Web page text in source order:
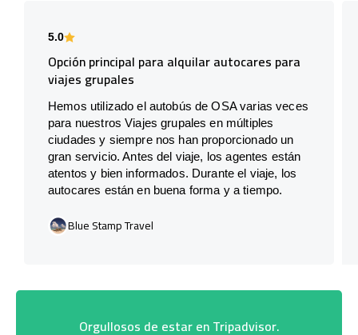
5.0
Opción principal para alquilar autocares para
viajes grupales
Hemos utilizado el autobús de OSA varias veces
para nuestros Viajes grupales en múltiples
ciudades y siempre nos han proporcionado un
gran servicio. Antes del viaje, los agentes están
atentos y bien informados. Durante el viaje, los
autocares están en buena forma y a tiempo.
Blue Stamp Travel
Orgullosos de estar en Tripadvisor.